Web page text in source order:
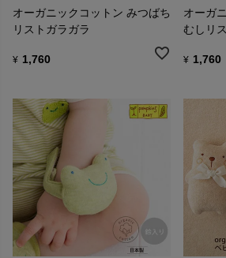
オーガニックコットン みつばち
リストガラガラ
¥ 1,760
オーガ
むしリ
¥ 1,760